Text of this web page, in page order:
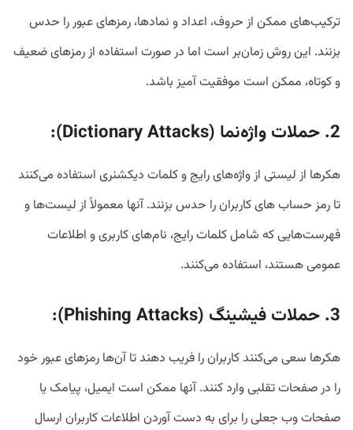
ترکیب‌های ممکن از حروف، اعداد و نمادها، رمزهای عبور را حدس
بزنند. این روش زمان‌بر است اما در صورت استفاده از رمزهای ضعیف
و کوتاه، ممکن است موفقیت آمیز باشد.
2. حملات واژه‌نما ( Dictionary Attacks
):
هکرها از لیستی از واژه‌های رایج و کلمات دیکشنری استفاده می‌کنند
تا رمز حساب های کاربران را حدس بزنند. آنها معمولاً از لیست‌ها و
فهرست‌هایی که شامل کلمات رایج، نام‌های کاربری و اطلاعات
عمومی هستند، استفاده می‌کنند.
3. حملات فیشینگ ( Phishing Attacks
):
هکرها سعی می‌کنند کاربران را فریب دهند تا آن‌ها رمزهای عبور خود
را در صفحات تقلبی وارد کنند. آنها ممکن است ایمیل‌، پیامک‌ یا
صفحات وب جعلی را برای به دست آوردن اطلاعات کاربران ارسال